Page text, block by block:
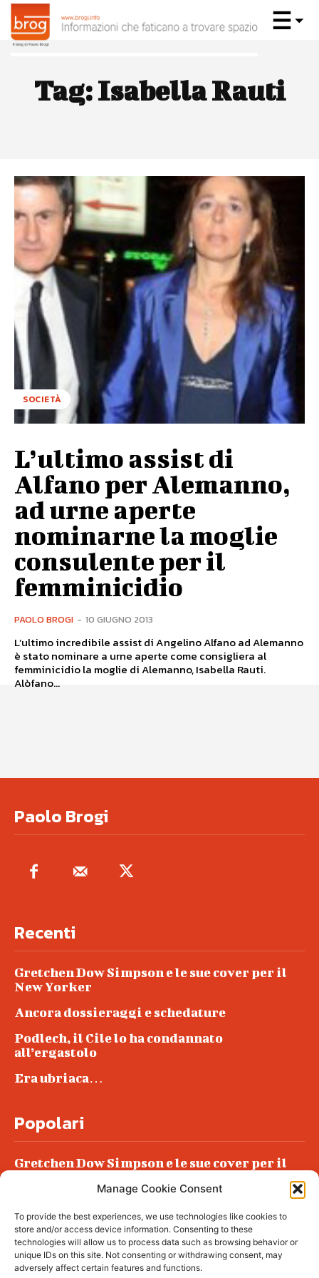
Manage Cookie Consent
To provide the best experiences, we use technologies like cookies to
store and/or access device information. Consenting to these
technologies will allow us to process data such as browsing behavior or
unique IDs on this site. Not consenting or withdrawing consent, may
adversely affect certain features and functions.
Tag:Isabella Rauti
SOCIETÀ
L’ultimo assist di
Alfano per Alemanno,
ad urne aperte
nominarne la moglie
consulente per il
femminicidio
PAOLO BROGI - 10 GIUGNO 2013
L’ultimo incredibile assist di Angelino Alfano ad Alemanno
è stato nominare a urne aperte come consigliera al
femminicidio la moglie di Alemanno, Isabella Rauti.
Alòfano...
Paolo Brogi
Recenti
Gretchen Dow Simpson e le sue cover per il
New Yorker
Ancora dossieraggi e schedature
Podlech, il Cile lo ha condannato
all’ergastolo
Era ubriaca…
Popolari
Gretchen Dow Simpson e le sue cover per il
Podlech, il Cile lo ha condannato
all’ergastolo
Era ubriaca…